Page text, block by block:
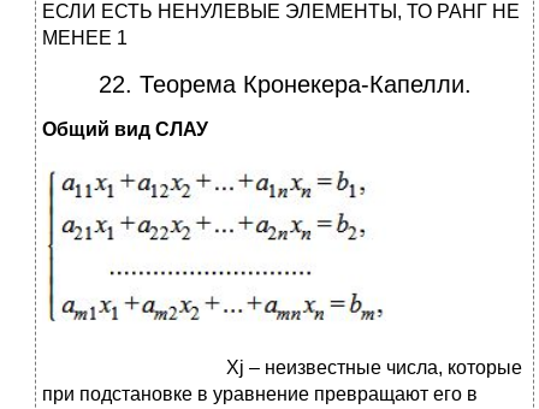
ЕСЛИ ЕСТЬ НЕНУЛЕВЫЕ ЭЛЕМЕНТЫ, ТО РАНГ НЕ
МЕНЕЕ 1
22. Теорема Кронекера-Капелли.
Общий вид СЛАУ
Xj – неизвестные числа, которые
при подстановке в уравнение превращают его в